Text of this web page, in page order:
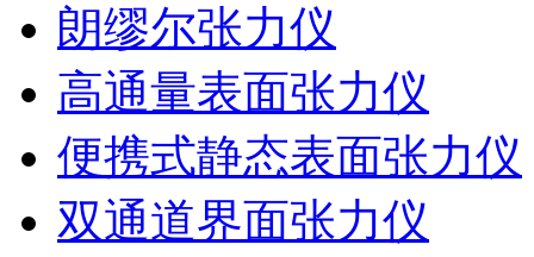
朗缪尔张力仪
高通量表面张力仪
便携式静态表面张力仪
双通道界面张力仪